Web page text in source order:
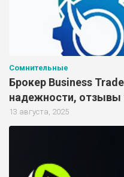
Сомнительные
Брокер Business
надежности, отзывы
13 августа, 2025